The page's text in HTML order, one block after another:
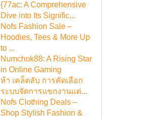
{77ac: A Comprehensive
Dive into Its Signific...
Nofs Fashion Sale –
Hoodies, Tees & More Up
to ...
Numchok88: A Rising Star
in Online Gaming
ห้า เคล็ดลับ การคัดเลือก
ระบบจัดการแขกงานแต่...
Nofs Clothing Deals –
Shop Stylish Fashion &